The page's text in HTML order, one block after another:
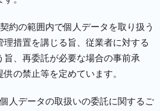
約の範囲内で個人データを取り扱う
理措置を講じる旨、従業者に対する
旨、再委託が必要な場合の事前承
の禁止等を定めています。
人データの取扱いの委託に関するご